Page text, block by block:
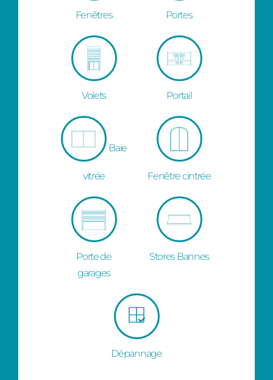
Fenêtres Portes
Volets Portail
Baie
vitrée Fenêtre cintrée
Porte de
garages
Stores Bannes
Dépannage